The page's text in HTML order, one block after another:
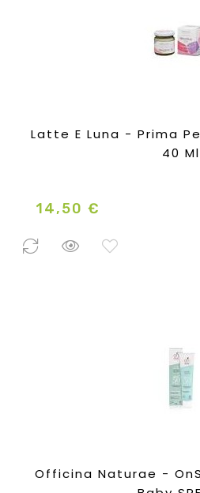
Latte E Luna - Prima
40 Ml
Prezzo
14,50 €
0 Pezzi
Officina Naturae -